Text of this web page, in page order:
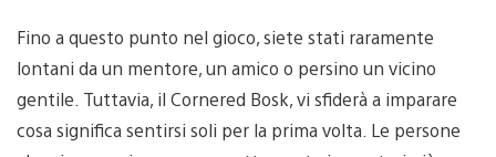
Fino a questo punto nel gioco, siete stati raramente
lontani da un mentore, un amico o persino un vicino
gentile. Tuttavia, il Cornered Bosk, vi sfiderà a imparare
cosa significa sentirsi soli per la prima volta. Le persone